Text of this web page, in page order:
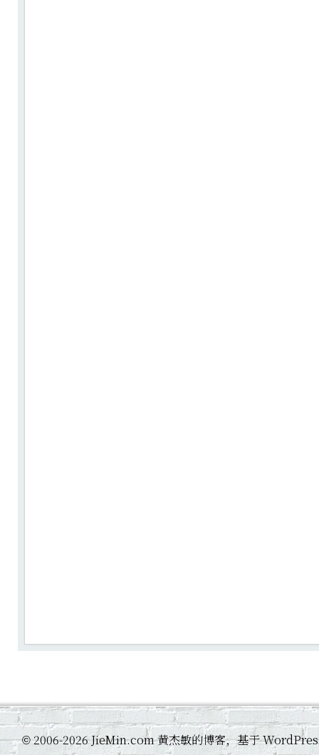
©2006-2026 JieMin.com 黄杰敏的博客，基于